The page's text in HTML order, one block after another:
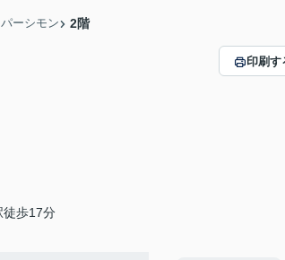
パーシモン 2階
徒歩17分
印刷す